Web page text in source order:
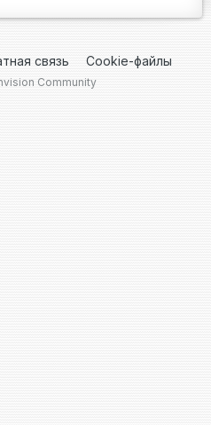
связь Cookie-файлы
Community